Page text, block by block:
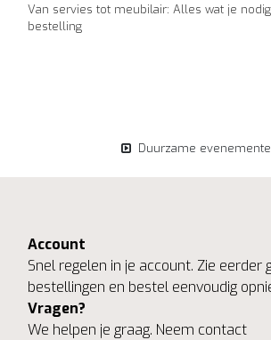
Van servies tot meubilair: Alles wat je
bestelling
Duurzame
Account
Snel regelen in je account. Zie eerder
bestellingen en bestel eenvoudig
Vragen?
We helpen je graag. Neem contact